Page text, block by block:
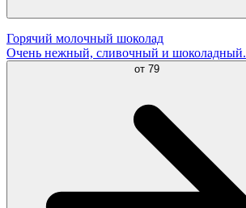
Горячий молочный шоколад
Очень нежный, сливочный и шоколадный.
от 79